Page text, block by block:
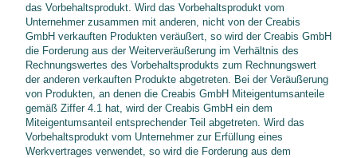
das Vorbehaltsprodukt. Wird das Vorbehaltsprodukt vom
Unternehmer zusammen mit anderen, nicht von der Creabis
GmbH verkauften Produkten veräußert, so wird der Creabis GmbH
die Forderung aus der Weiterveräußerung im Verhältnis des
Rechnungswertes des Vorbehaltsprodukts zum Rechnungswert
der anderen verkauften Produkte abgetreten. Bei der Veräußerung
von Produkten, an denen die Creabis GmbH Miteigentumsanteile
gemäß Ziffer 4.1 hat, wird der Creabis GmbH ein dem
Miteigentumsanteil entsprechender Teil abgetreten. Wird das
Vorbehaltsprodukt vom Unternehmer zur Erfüllung eines
Werkvertrages verwendet, so wird die Forderung aus dem